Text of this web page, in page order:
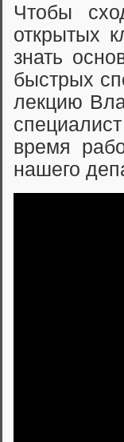
Чтобы
открытых
знать
быстрых
лекцию
время
нашего